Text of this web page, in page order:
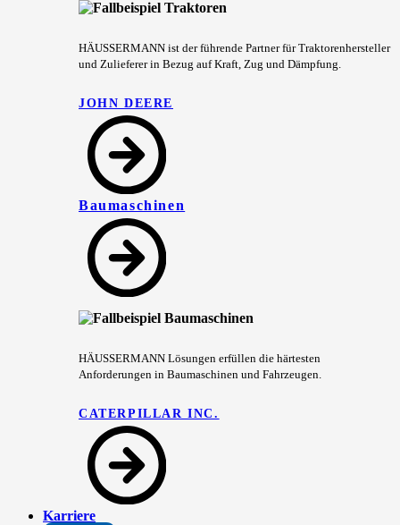
HÄUSSERMANN ist der führende Partner für Traktorenhersteller
und Zulieferer in Bezug auf Kraft, Zug und Dämpfung.
JOHN DEERE
Baumaschinen
HÄUSSERMANN Lösungen erfüllen die härtesten
Anforderungen in Baumaschinen und Fahrzeugen.
CATERPILLAR INC.
Karriere